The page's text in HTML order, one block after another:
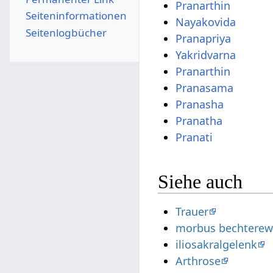
Pranarthin
Nayakovida
Pranapriya
Yakridvarna
Pranarthin
Pranasama
Pranasha
Pranatha
Pranati
Siehe auch
Trauer
morbus bechterew
iliosakralgelenk
Arthrose
Seiten­­informationen
Seitenlogbücher